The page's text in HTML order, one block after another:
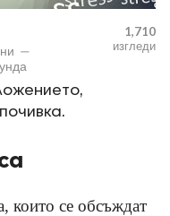
—
1,710
изгледи
които се обсъждат